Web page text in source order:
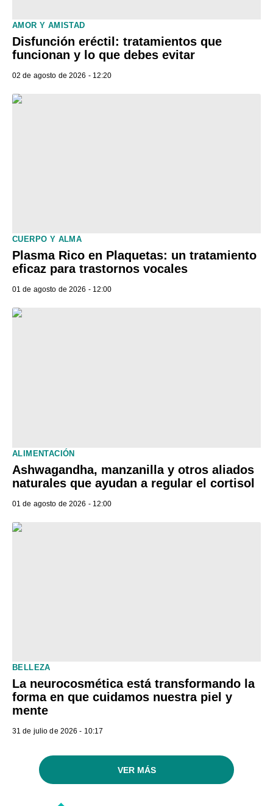
AMOR Y AMISTAD
Disfunción eréctil: tratamientos que
funcionan y lo que debes evitar
02 de agosto de 2026 - 12:20
CUERPO Y ALMA
Plasma Rico en Plaquetas: un tratamiento
eficaz para trastornos vocales
01 de agosto de 2026 - 12:00
ALIMENTACIÓN
Ashwagandha, manzanilla y otros aliados
naturales que ayudan a regular el cortisol
01 de agosto de 2026 - 12:00
BELLEZA
La neurocosmética está transformando la
forma en que cuidamos nuestra piel y
mente
31 de julio de 2026 - 10:17
VER MÁS